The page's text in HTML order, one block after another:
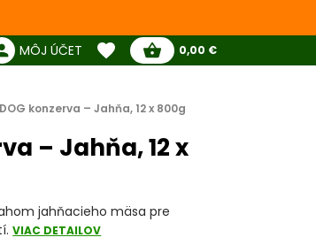
MÔJ ÚČET favorite
produkty
shopping_basket 0,00 €
DOG konzerva – Jahňa, 12 x 800g
– Jahňa, 12 x
jahňacieho mäsa pre
VIAC DETAILOV